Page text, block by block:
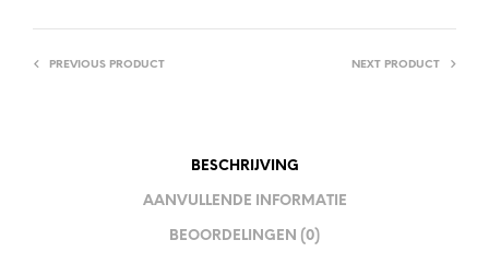
PREVIOUS PRODUCT NEXT PRODUCT
BESCHRIJVING
AANVULLENDE INFORMATIE
BEOORDELINGEN (0)